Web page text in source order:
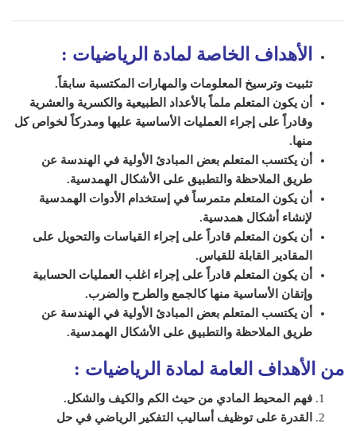
الأهداف الخاصة لمادة الرياضيات :
تثبيت وترسيخ المعلومات والمهارات المكتسبة سابقاً.
أن يكون المتعلم ملماً بالأعداد الطبيعية والكسرية والعشرية
وقادراً على إجراء العمليات الأساسية عليها ومدركاً لخواص كل
منها.
أن يكتسب المتعلم بعض المبادئ الأولية في الهندسة عن
طريق الملاحظة والتطبيق على الأشكال الهمدسية.
أن يكون المتعلم متمرساً في إستخدام الأدوات الهمدسية
لإنشاء أشكال همدسية.
أن يكون المتعلم قادراً على إجراء القياسات والتحويل على
المقادير القابلة للقياس.
أن يكون المتعلم قادراً على إجراء اغلب العمليات الحسابية
وإتقان الأساسية منها كالجمع والطرح والضرب.
أن يكتسب المتعلم بعض المبادئ الأولية في الهندسة عن
طريق الملاحظة والتطبيق على الأشكال الهمدسية.
من الأهداف العامة لمادة الرياضيات :
فهم المحيط المادي من حيث الكم والكيف والشكل.
القدرة على توظيف أساليب التفكير الرياضي في حل